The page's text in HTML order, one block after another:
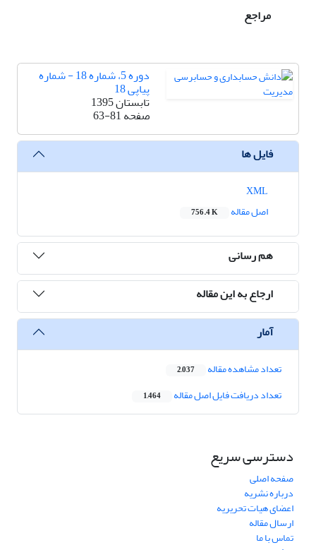
مراجع
دوره 5، شماره 18 - شماره
پیاپی 18
تابستان 1395
صفحه63-81
فایل ها
اصل مقاله
756.4 K
هم رسانی
ارجاع به این مقاله
آمار
تعداد مشاهده مقاله 2,037
تعداد دریافت فایل اصل مقاله 1,464
دسترسی سریع
صفحه اصلی
درباره نشریه
اعضای هیات تحریریه
ارسال مقاله
تماس با ما